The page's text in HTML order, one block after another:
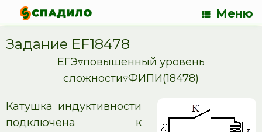
Меню
Задание EF18478
ЕГЭ▿повышенный уровень
сложности▿ФИПИ(18478)
Катушка индуктивности
подключена к